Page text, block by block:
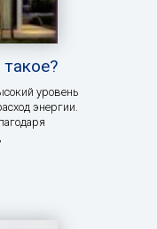
уровень
энергии.